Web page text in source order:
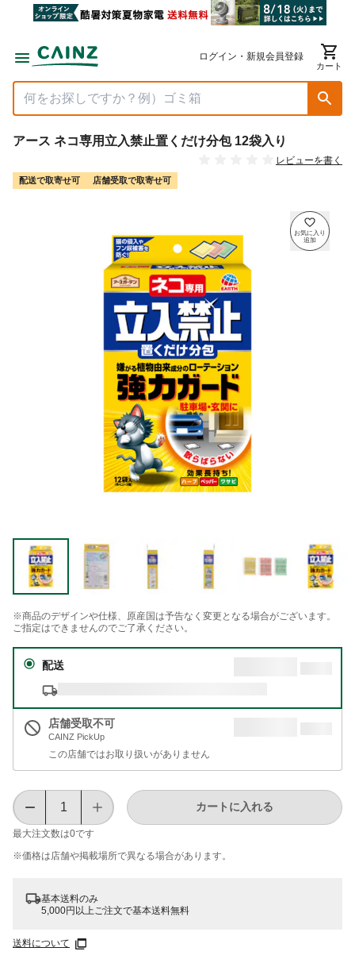
ログイン・新規会員登録
カート
アース ネコ専用立入禁止置くだけ分包 12袋入り
レビューを書く
配送で取寄せ可 店舗受取で取寄せ可
※商品のデザインや仕様、原産国は予告なく変更となる場合がございます。
ご指定はできませんのでご了承ください。
配送
店舗受取不可
CAINZ PickUp
この店舗ではお取り扱いがありません
最大注文数は0です
カートに入れる
※価格は​店舗や​掲載場所で​異なる​場合が​あります。
基本送料のみ
5,000円以上ご注文で基本送料無料
送料について